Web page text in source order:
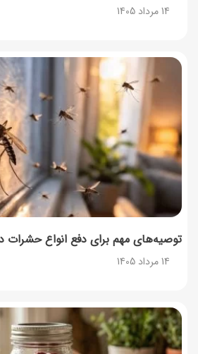
14 مرداد 1405
توصیه‌های مهم برای دفع انواع حشرات
14 مرداد 1405